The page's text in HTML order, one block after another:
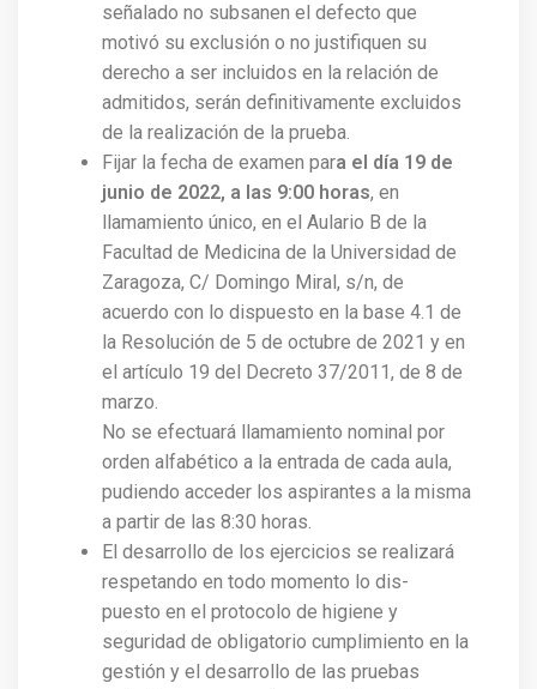
señalado no subsanen el defecto que
motivó su exclusión o no justifiquen su
derecho a ser incluidos en la relación de
admitidos, serán definitivamente excluidos
de la realización de la prueba.
Fijar la fecha de examen para el día 19 de
junio de 2022, a las 9:00 horas, en
llamamiento único, en el Aulario B de la
Facultad de Medicina de la Universidad de
Zaragoza, C/ Domingo Miral, s/n, de
acuerdo con lo dispuesto en la base 4.1 de
la Resolución de 5 de octubre de 2021 y en
el artículo 19 del Decreto 37/2011, de 8 de
marzo.
No se efectuará llamamiento nominal por
orden alfabético a la entrada de cada aula,
pudiendo acceder los aspirantes a la misma
a partir de las 8:30 horas.
El desarrollo de los ejercicios se realizará
respetando en todo momento lo dis-
puesto en el protocolo de higiene y
seguridad de obligatorio cumplimiento en la
gestión y el desarrollo de las pruebas